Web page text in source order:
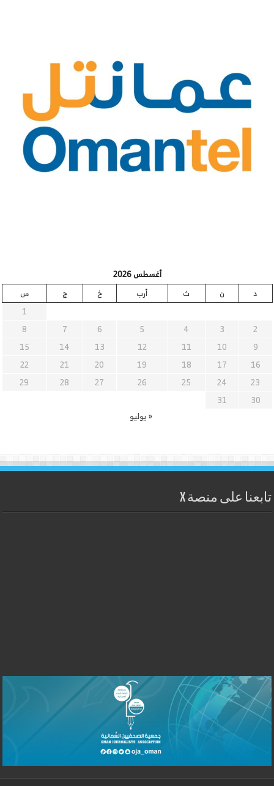
أغسطس 2026
د
ن ث أرب خ ج
س
1
2
3
4
5
6
7
8
9
10
11
12
13
14
15
16
17
18
19
20
21
22
23
24
25
26
27
28
29
30
31
« يوليو
تابعنا على منصة X